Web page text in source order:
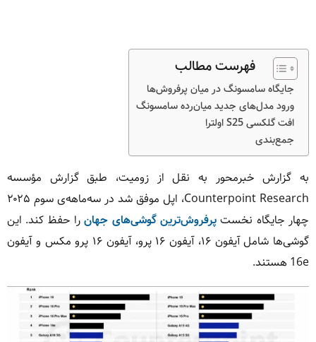
فهرست مطالب
جایگاه سامسونگ در میان پرفروش‌ها
ورود مدل‌های جدید میان‌رده سامسونگ
افت گلکسی S25 اولترا
جمع‌بندی
به گزارش خبرمحور به نقل از زومیت، طبق گزارش مؤسسه
Counterpoint Research، اپل موفق شد در سه‌ماهه‌ی سوم ۲۰۲۵
چهار جایگاه نخست پرفروش‌ترین گوشی‌های جهانرا حفظ کند. این
گوشی‌ها شامل آیفون ۱۶، آیفون ۱۶ پرو، آیفون ۱۶ پرو مکس و آیفون
16e هستند.